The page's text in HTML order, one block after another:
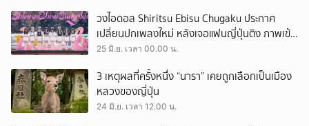
วงไอดอล Shiritsu Ebisu Chugaku ประกาศ
เปลี่ยนปกเพลงใหม่ หลังเจอแฟนญี่ปุ่นติง ภาพเข้า
ข่ายพฤติกรรมต้องห้าม ‘ฮิโรอิบาชิ’
25 มิ.ย. เวลา 00.00 น.
3 เหตุผลที่ครั้งหนึ่ง “นารา” เคยถูกเลือกเป็นเมือง
หลวงของญี่ปุ่น
24 มิ.ย. เวลา 12.00 น.